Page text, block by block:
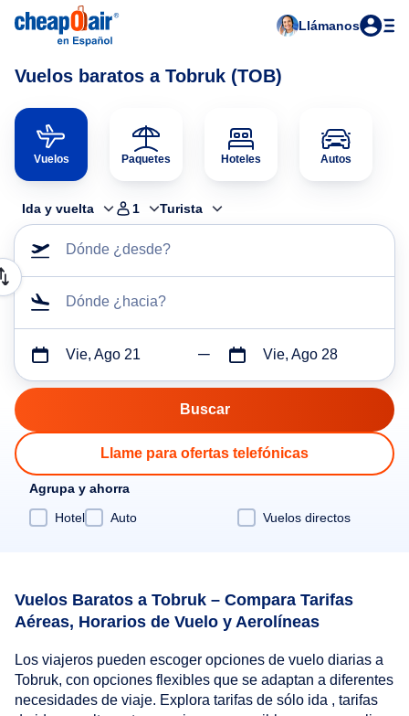
Llámanos
Vuelos baratos a Tobruk (TOB)
Vuelos Paquetes Hoteles Autos
Ida y vuelta 1 Turista
Dónde ¿desde?
Dónde ¿hacia?
Vie, Ago 21 Vie, Ago 28
Llame para ofertas telefónicas
Agrupa y ahorra
Hotel
Auto Vuelos directos
Vuelos Baratos a Tobruk – Compara Tarifas
Aéreas, Horarios de Vuelo y Aerolíneas
Los viajeros pueden escoger opciones de vuelo diarias a
Tobruk, con opciones flexibles que se adaptan a diferentes
necesidades de viaje. Explora tarifas de sólo ida , tarifas